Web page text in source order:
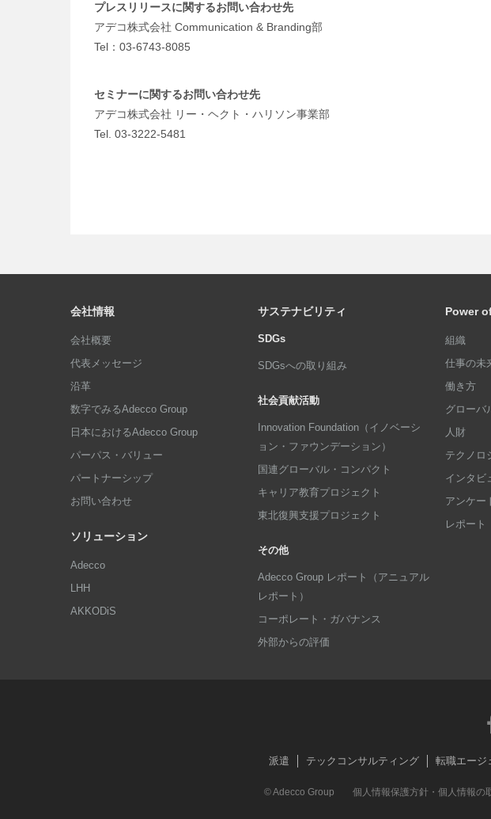
プレスリリースに関するお問い合わせ先
アデコ株式会社 Communication & Branding部
Tel：03-6743-8085
セミナーに関するお問い合わせ先
アデコ株式会社 リー・ヘクト・ハリソン事業部
Tel. 03-3222-5481
会社情報
会社概要
代表メッセージ
沿革
数字でみるAdecco Group
日本におけるAdecco Group
パーパス・バリュー
パートナーシップ
お問い合わせ
ソリューション
Adecco
LHH
AKKODiS
サステナビリティ
SDGs
SDGsへの取り組み
社会貢献活動
Innovation Foundation（イノベーシ
ョン・ファウンデーション）
国連グローバル・コンパクト
キャリア教育プロジェクト
東北復興支援プロジェクト
その他
Adecco Group レポート（アニュアル
レポート）
コーポレート・ガバナンス
外部からの評価
Power
組織
仕事の未
働き方
グローバ
人財
テクノロ
インタビ
アンケー
レポート
派遣 テックコンサルティング 転職エージ
© Adecco Group 個人情報保護方針・個人情報の